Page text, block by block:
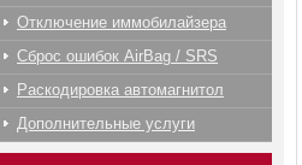
Отключение иммобилайзера
Сброс ошибок AirBag / SRS
Раскодировка автомагнитол
Дополнительные услуги